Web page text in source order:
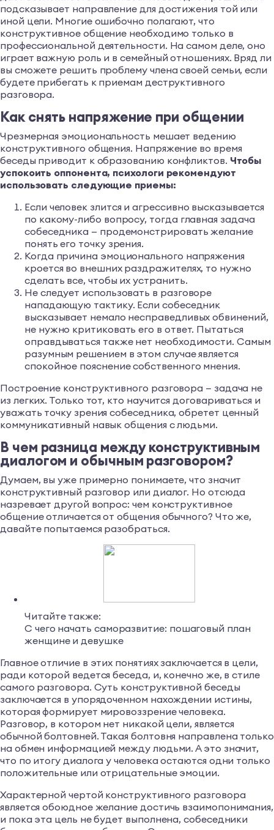
подсказывает направление для достижения той или
иной цели. Многие ошибочно полагают, что
конструктивное общение необходимо только в
профессиональной деятельности. На самом деле, оно
играет важную роль и в семейный отношениях. Вряд ли
вы сможете решить проблему члена своей семьи, если
будете прибегать к приемам деструктивного
разговора.
Как снять напряжение при общении
Чрезмерная эмоциональность мешает ведению
конструктивного общения. Напряжение во время
беседы приводит к образованию конфликтов. Чтобы
успокоить оппонента, психологи рекомендуют
использовать следующие приемы:
Если человек злится и агрессивно высказывается
по какому-либо вопросу, тогда главная задача
собеседника — продемонстрировать желание
понять его точку зрения.
Когда причина эмоционального напряжения
кроется во внешних раздражителях, то нужно
сделать все, чтобы их устранить.
Не следует использовать в разговоре
нападающую тактику. Если собеседник
высказывает немало несправедливых обвинений,
не нужно критиковать его в ответ. Пытаться
оправдываться также нет необходимости. Самым
разумным решением в этом случае является
спокойное пояснение собственного мнения.
Построение конструктивного разговора — задача не
из легких. Только тот, кто научится договариваться и
уважать точку зрения собеседника, обретет ценный
коммуникативный навык общения с людьми.
В чем разница между конструктивным
диалогом и обычным разговором?
Думаем, вы уже примерно понимаете, что значит
конструктивный разговор или диалог. Но отсюда
назревает другой вопрос: чем конструктивное
общение отличается от общения обычного? Что же,
давайте попытаемся разобраться.
Читайте также:
С чего начать саморазвитие: пошаговый план
женщине и девушке
Главное отличие в этих понятиях заключается в цели,
ради которой ведется беседа, и, конечно же, в стиле
самого разговора. Суть конструктивной беседы
заключается в упорядоченном нахождении истины,
которая формирует мировоззрение человека.
Разговор, в котором нет никакой цели, является
обычной болтовней. Такая болтовня направлена только
на обмен информацией между людьми. А это значит,
что по итогу диалога у человека остаются одни только
положительные или отрицательные эмоции.
Характерной чертой конструктивного разговора
является обоюдное желание достичь взаимопонимания,
и пока эта цель не будет выполнена, собеседники